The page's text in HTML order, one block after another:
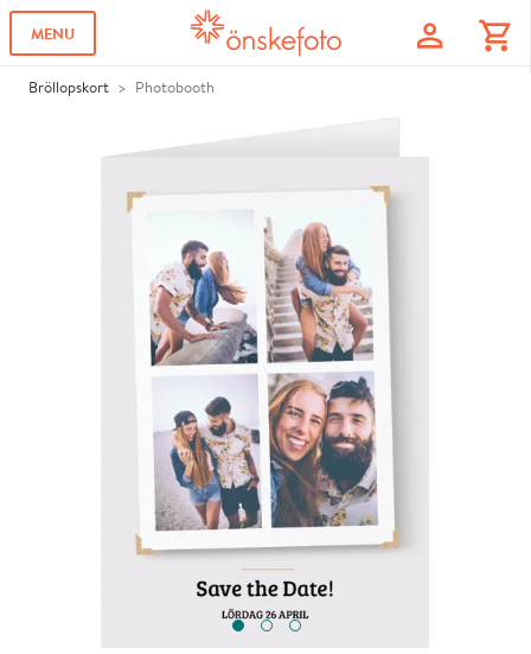
MENU profile shopping_cart
Bröllopskort Photobooth